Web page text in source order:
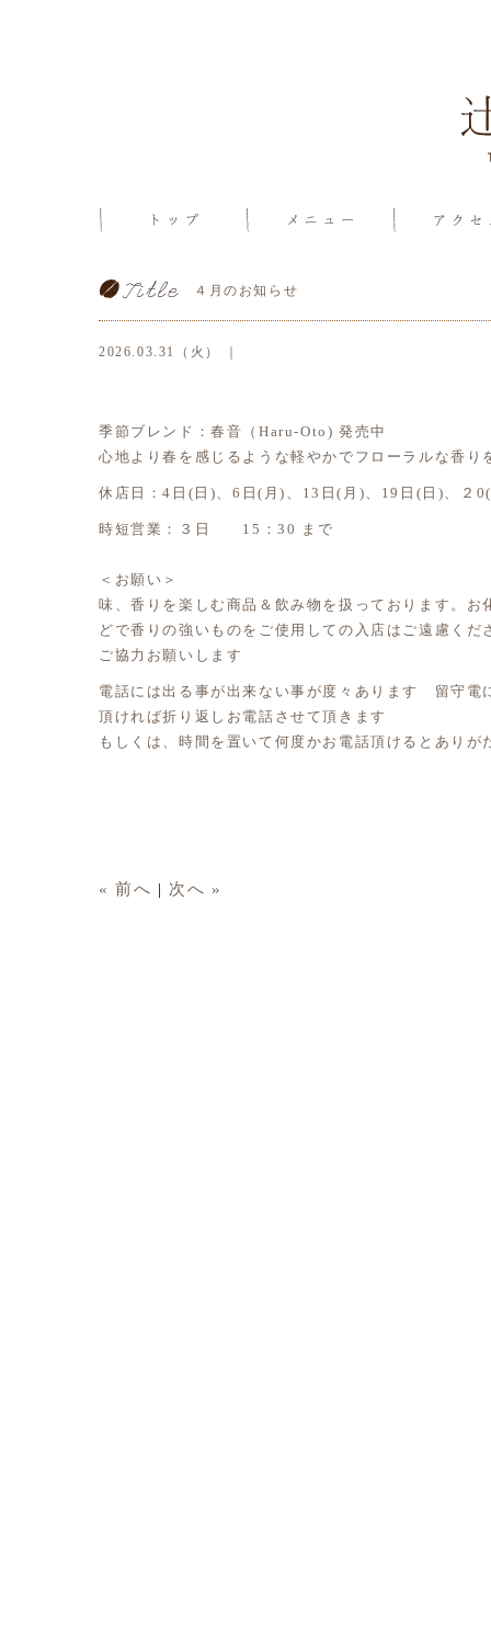
４月のお知らせ
2026.03.31（火） ｜
季節ブレンド：春音（Haru-Oto) 発売中
心地より春を感じるような軽やかでフローラルな香り
休店日：4日(日)、6日(月)、13日(月)、19日(日)、２
時短営業：３日 15：30 まで
＜お願い＞
味、香りを楽しむ商品＆飲み物を扱っております。お
どで香りの強いものをご使用しての入店はご遠慮くだ
ご協力お願いします
電話には出る事が出来ない事が度々あります 留守電
頂ければ折り返しお電話させて頂きます
もしくは、時間を置いて何度かお電話頂けるとありが
« 前へ | 次へ »